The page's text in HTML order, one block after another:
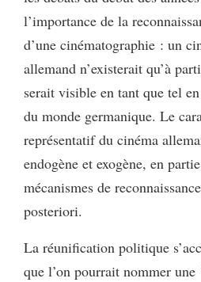
l’importance de la
d’une cinématographie : un
allemand n’existerait qu’à
serait visible en tant que tel
du monde germanique. Le
représentatif du cinéma
endogène et exogène, en
mécanismes de
posteriori.
La réunification politique
que l’on pourrait nommer une